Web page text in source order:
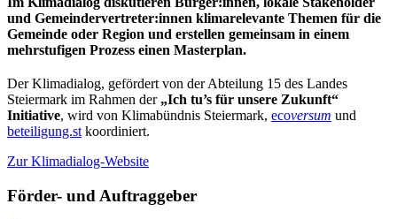
und Gemeindervertreter:innen klimarelevante Themen für die
Gemeinde oder Region und erstellen gemeinsam in einem
mehrstufigen Prozess einen Masterplan.
Der Klimadialog, gefördert von der Abteilung 15 des Landes
Steiermark im Rahmen der„Ich tu’s für unsere Zukunft“
Initiative, wird von Klimabündnis Steiermark, ecoversum und
beteiligung.st koordiniert.
Zur Klimadialog-Website
Förder- und Auftraggeber